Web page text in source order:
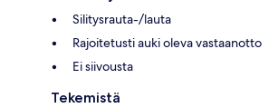
Silitysrauta-/lauta
Rajoitetusti auki oleva vastaanotto
Ei siivousta
Tekemistä